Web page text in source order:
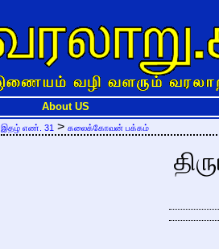
About US
இதழ் எண். 31 > கலைக்கோவன் பக்கம்